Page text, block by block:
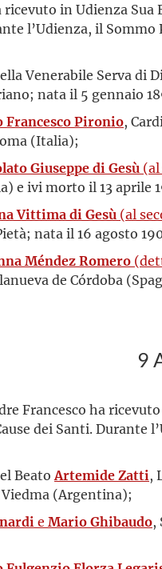
in Udienza
l’Udienza, il
Venerabile Serva di
nata il 5 gennaio
Francesco Pironio,
(Italia);
Giuseppe di Gesù (al
e ivi morto il 13 aprile
Vittima di Gesù (al
nata il 16 agosto
Méndez Romero
de Córdoba
9
Francesco ha
dei Santi.
Beato Artemide Zatti,
(Argentina);
e Mario Ghibaudo,